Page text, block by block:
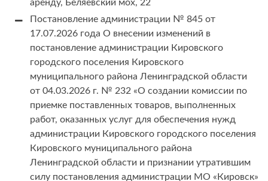
аренду, Беляевский мох, 22
Постановление администрации № 845 от
17.07.2026 года О внесении изменений в
постановление администрации Кировского
городского поселения Кировского
муниципального района Ленинградской области
от 04.03.2026 г. № 232 «О создании комиссии по
приемке поставленных товаров, выполненных
работ, оказанных услуг для обеспечения нужд
администрации Кировского городского поселения
Кировского муниципального района
Ленинградской области и признании утратившим
силу постановления администрации МО «Кировск»